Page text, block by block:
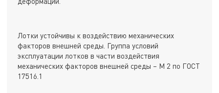
Лотки устойчивы к воздействию механических
факторов внешней среды. Группа условий
эксплуатации лотков в части воздействия
механических факторов внешней среды – М 2 по ГОСТ
17516.1